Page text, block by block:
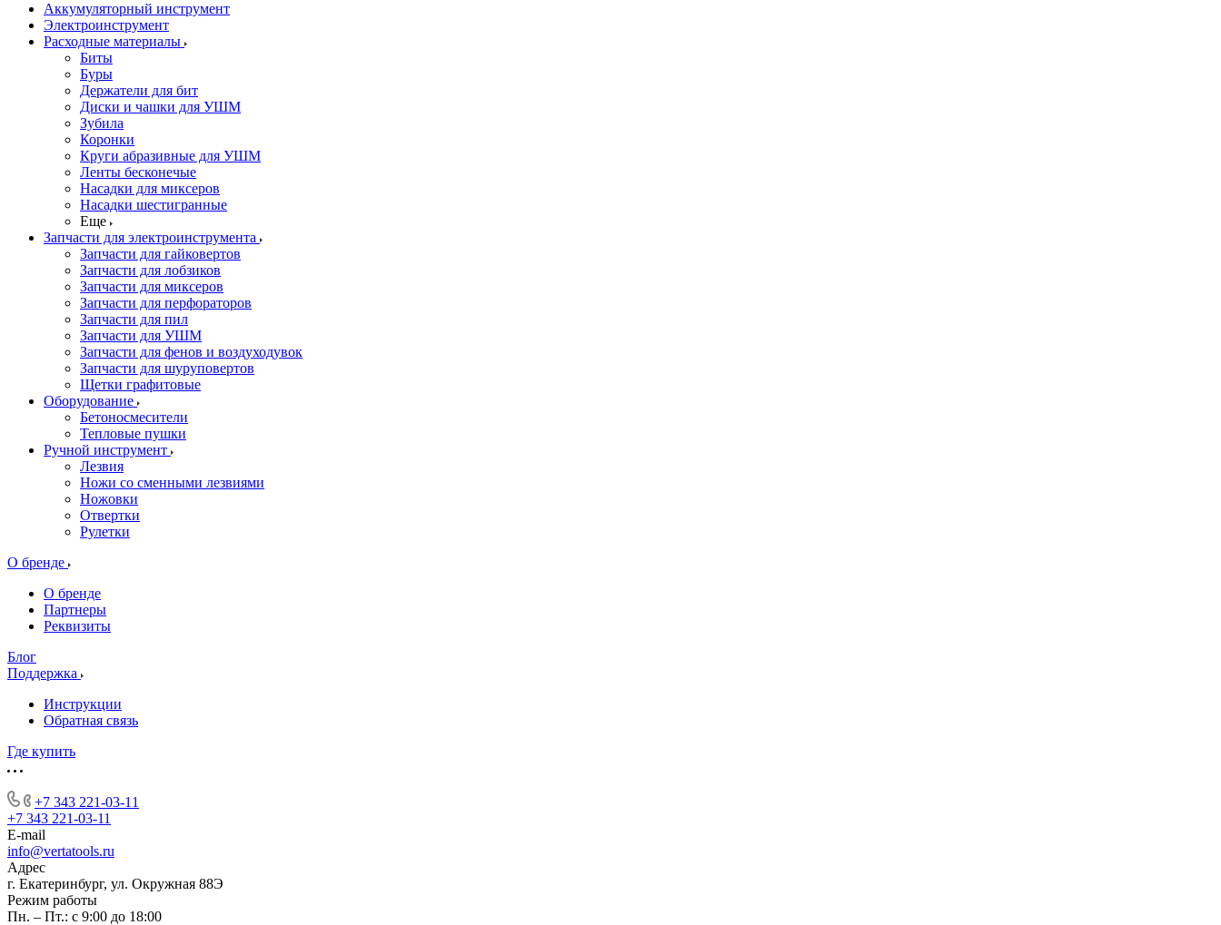
Аккумуляторный инструмент
Электроинструмент
Расходные материалы
Биты
Буры
Держатели для бит
Диски и чашки для УШМ
Зубила
Коронки
Круги абразивные для УШМ
Ленты бесконечые
Насадки для миксеров
Насадки шестигранные
Еще
Запчасти для электроинструмента
Запчасти для гайковертов
Запчасти для лобзиков
Запчасти для миксеров
Запчасти для перфораторов
Запчасти для пил
Запчасти для УШМ
Запчасти для фенов и воздуходувок
Запчасти для шуруповертов
Щетки графитовые
Оборудование
Бетоносмесители
Тепловые пушки
Ручной инструмент
Лезвия
Ножи со сменными лезвиями
Ножовки
Отвертки
Рулетки
О бренде
О бренде
Партнеры
Реквизиты
Блог
Поддержка
Инструкции
Обратная связь
Где купить
+7 343 221-03-11
+7 343 221-03-11
E-mail
info@vertatools.ru
Адрес
г. Екатеринбург, ул. Окружная 88Э
Режим работы
Пн. – Пт.: с 9:00 до 18:00